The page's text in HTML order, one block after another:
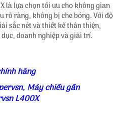
là lựa chọn tối ưu cho không gian
rõ ràng, không bị che bóng. Với độ
sắc nét và thiết kế thân thiện,
doanh nghiệp và giải trí.
hãng
, Máy chiếu gần
L400X